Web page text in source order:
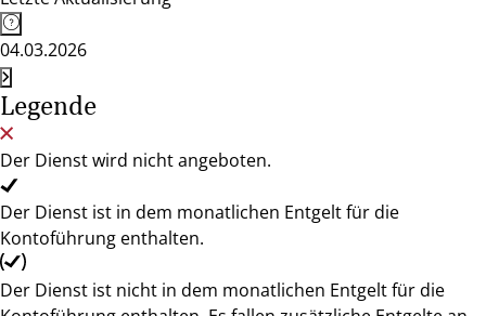
04.03.2026
Legende
Der Dienst wird nicht angeboten.
Der Dienst ist in dem monatlichen Entgelt für die
Kontoführung enthalten.
Der Dienst ist nicht in dem monatlichen Entgelt für die